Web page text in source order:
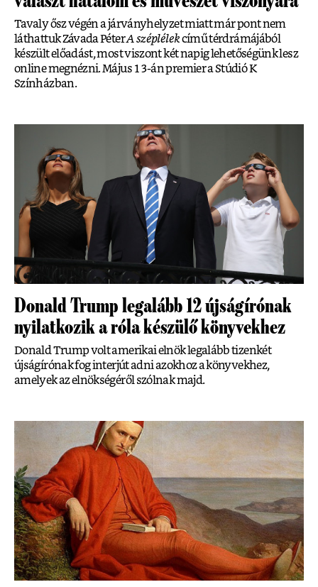
Tavaly ősz végén a járványhelyzet miatt már pont nem
láthattuk Závada PéterA széplélekcímű térdrámájából
készült előadást, most viszont két napig lehetőségünk lesz
online megnézni. Május 13-án premier a Stúdió K
Színházban.
Donald Trump legalább 12 újságírónak
nyilatkozik a róla készülő könyvekhez
Donald Trump volt amerikai elnök legalább tizenkét
újságírónak fog interjút adni azokhoz a könyvekhez,
amelyek az elnökségéről szólnak majd.